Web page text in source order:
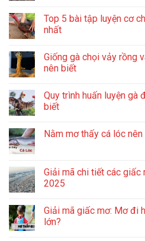
Top 5 bài tập luyện cơ
nhất
Giống gà chọi vảy rồng
nên biết
Quy trình huấn luyện gà
biết
Nằm mơ thấy cá lóc
Giải mã chi tiết các giấc
2025
Giải mã giấc mơ: Mơ đi
lớn?